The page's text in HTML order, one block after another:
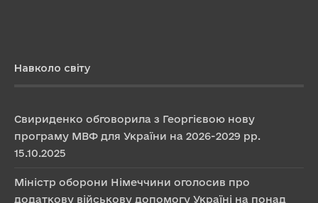
Навколо світу
Свириденко обговорила з Георгієвою нову
програму МВФ для України на 2026-2029 рр.
15.10.2025
Міністр оборони Німеччини оголосив про
додаткову військову допомогу Україні на понад